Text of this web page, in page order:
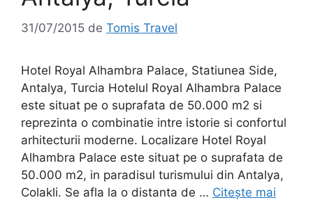
31/07/2015 de Tomis Travel
Hotel Royal Alhambra Palace, Statiunea Side,
Antalya, Turcia Hotelul Royal Alhambra Palace
este situat pe o suprafata de 50.000 m2 si
reprezinta o combinatie intre istorie si confortul
arhitecturii moderne. Localizare Hotel Royal
Alhambra Palace este situat pe o suprafata de
50.000 m2, in paradisul turismului din Antalya,
Colakli. Se afla la o distanta de … Citește mai